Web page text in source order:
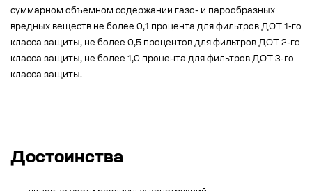
суммарном объемном содержании газо- и парообразных
вредных веществ не более 0,1 процента для фильтров ДОТ 1-го
класса защиты, не более 0,5 процентов для фильтров ДОТ 2-го
класса защиты, не более 1,0 процента для фильтров ДОТ 3-го
класса защиты.
Достоинства